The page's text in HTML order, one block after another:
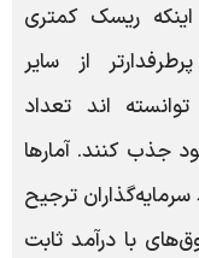
ریسک کمتری
از سایر
اند تعداد
جذب کنند. آمارها
از آن است که ۵۹ درصد سرمایه‌گذاران ترجیح
با درآمد ثابت